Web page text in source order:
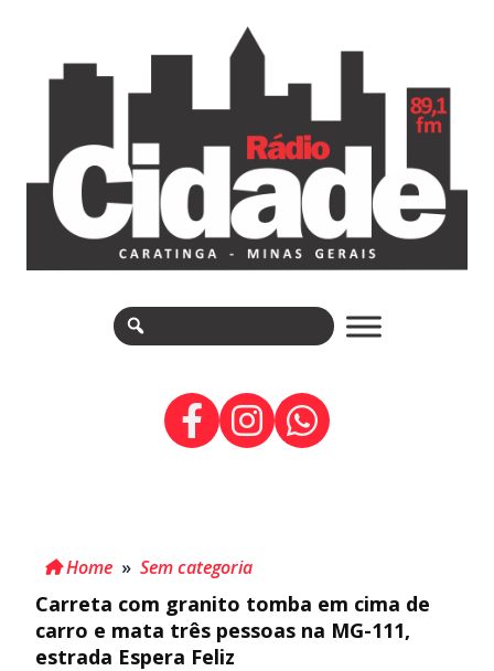
Home » Sem categoria
Carreta com granito tomba em cima de
carro e mata três pessoas na MG-111,
estrada Espera Feliz